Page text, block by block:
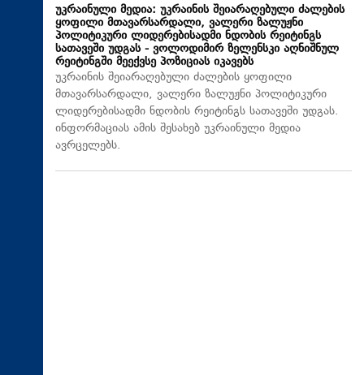
უკრაინული მედია: უკრაინის შეიარაღებული ძალების
ყოფილი მთავარსარდალი, ვალერი ზალუჟნი
პოლიტიკური ლიდერებისადმი ნდობის რეიტინგს
სათავეში უდგას - ვოლოდიმირ ზელენსკი აღნიშნულ
რეიტინგში მეექვსე პოზიციას იკავებს
უკრაინის შეიარაღებული ძალების ყოფილი
მთავარსარდალი, ვალერი ზალუჟნი პოლიტიკური
ლიდერებისადმი ნდობის რეიტინგს სათავეში უდგას.
ინფორმაციას ამის შესახებ უკრაინული მედია
ავრცელებს.